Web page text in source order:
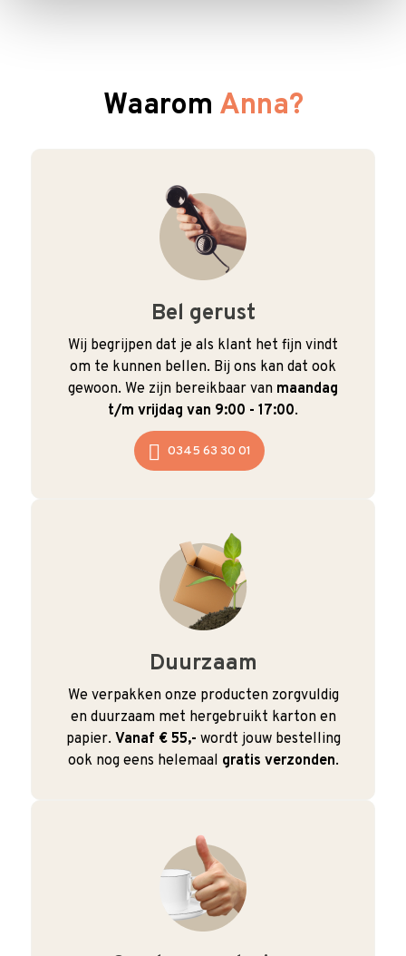
Waarom Anna?
Bel gerust
Wij begrijpen dat je als klant het fijn vindt
om te kunnen bellen. Bij ons kan dat ook
gewoon. We zijn bereikbaar van maandag
t/m vrijdag van 9:00 - 17:00.
0345 63 30 01
Duurzaam
We verpakken onze producten zorgvuldig
en duurzaam met hergebruikt karton en
papier. Vanaf € 55,- wordt jouw bestelling
ook nog eens helemaal gratis verzonden.